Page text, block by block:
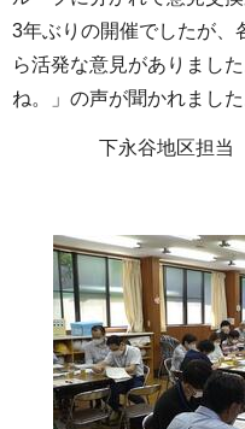
3年ぶりの開催でしたが、
ら活発な意見がありまし
ね。」の声が聞かれました
下永谷地区担